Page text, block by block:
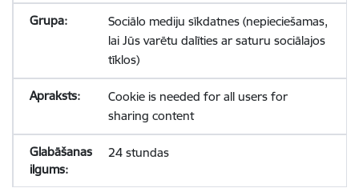
Sociālo mediju sīkdatnes (nepieciešamas,
lai Jūs varētu dalīties ar saturu sociālajos
tīklos)
Cookie is needed for all users for
sharing content
24 stundas